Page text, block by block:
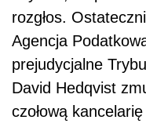
rozgłos.
Agencja
prejudycjalne
David Hedqvist
czołową